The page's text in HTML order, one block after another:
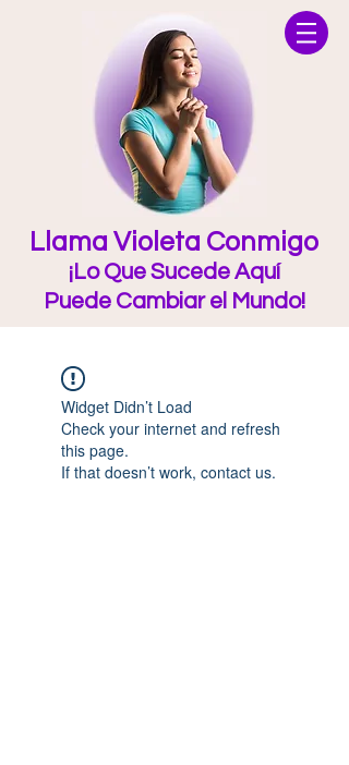
Llama Violeta Conmigo
¡Lo Que Sucede Aquí
Puede Cambiar el Mundo!
Widget Didn’t Load
Check your internet and refresh
this page.
If that doesn’t work, contact us.